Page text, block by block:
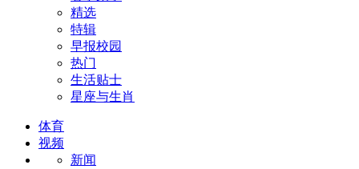
精选
特辑
早报校园
热门
生活贴士
星座与生肖
体育
视频
新闻